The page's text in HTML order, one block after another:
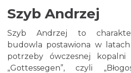
Szyb Andrzej
Szyb Andrzej to
budowla postawiona w
potrzeby ówczesnej kopalni
„Gottessegen”, czyli